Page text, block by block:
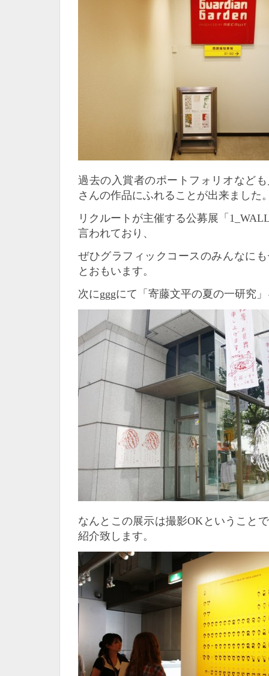
過去の入賞者のポートフォリオなど
さんの作品にふれることが出来ました
リクルートが主催する公募展「
言われており、
ぜひグラフィックコースのみんなに
とおもいます。
次にgggにて「寄藤文平の夏の一研究
なんとこの展示は撮影OKということ
紹介致します。